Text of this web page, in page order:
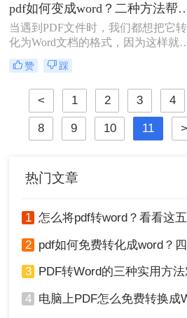
pdf如何变成word？二种
当遇到PDF文件时，我们都想把它转
化为Word文档的格式，因为这样就
编辑PDF文件了。那么你知道pdf如何
变成word吗？说到格式转换，大家了
解的有多少呢？今天我们就来看看是
怎么将pdf转word的，下次遇到这种问
题就不用担心了。
赞 踩
< 1 2 3 4
8 9 10 11 >
热门文章
1 怎么将pdf转word？看看这
2 pdf如何免费转化成word？四种方法对比
3 PDF转Word的三种实用方法对比：可编
4 电脑上PDF怎么免费转换成Word？四种方法对